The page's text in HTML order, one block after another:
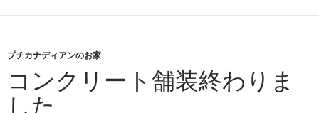
プチカナディアンのお家
コンクリート舗装終わりま
した